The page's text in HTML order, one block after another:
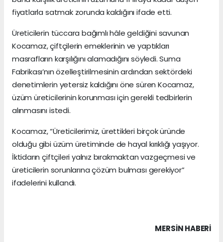
fiyatlarla satmak zorunda kaldığını ifade etti.
Üreticilerin tüccara bağımlı hâle geldiğini savunan
Kocamaz, çiftçilerin emeklerinin ve yaptıkları
masrafların karşılığını alamadığını söyledi. Suma
Fabrikası’nın özelleştirilmesinin ardından sektördeki
denetimlerin yetersiz kaldığını öne süren Kocamaz,
üzüm üreticilerinin korunması için gerekli tedbirlerin
alınmasını istedi.
Kocamaz, “Üreticilerimiz, ürettikleri birçok üründe
olduğu gibi üzüm üretiminde de hayal kırıklığı yaşıyor.
İktidarın çiftçileri yalnız bırakmaktan vazgeçmesi ve
üreticilerin sorunlarına çözüm bulması gerekiyor”
ifadelerini kullandı.
MERSIN HABERİ